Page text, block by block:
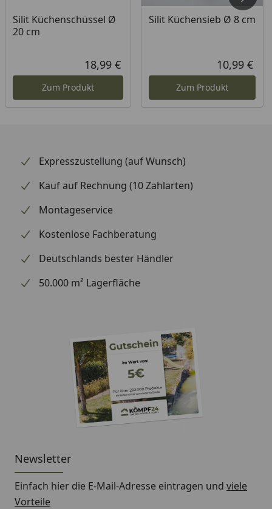
Oberflächenfinsih gefertigt, lässt sich die Schüssel
Silit Küchenschüssel Ø
20 cm
Aktueller Preis
18,99 €
Zum Produkt
Silit Küchensieb Ø 8 cm
10,99 €
Zum Produkt
Expresszustellung (auf Wunsch)
Kauf auf Rechnung (10 Zahlarten)
Montageservice
Kostenlose Fachberatung
Deutschlands bester Händler
50.000 m² Lagerfläche
Newsletter
Einfach hier die E-Mail-Adresse eintragen und viele
Vorteile